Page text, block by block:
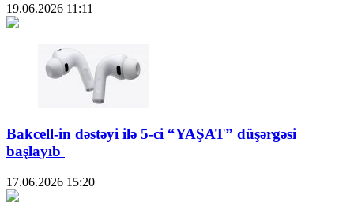
19.06.2026 11:11
Bakcell-in dəstəyi ilə 5-ci “YAŞAT” düşərgəsi
başlayıb
17.06.2026 15:20